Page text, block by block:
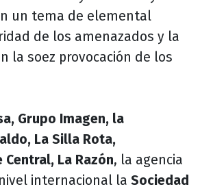
un tema de elemental
de los amenazados y la
la soez provocación de los
Grupo Imagen, la
La Silla Rota,
La Razón, la agencia
internacional la Sociedad